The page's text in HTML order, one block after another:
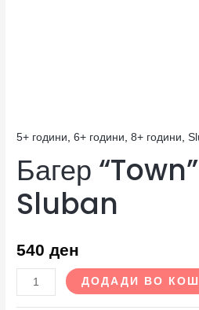
5+ години,6+ години,8+ години,
Багер
Sluban
540ден
ДОДАДИ ВО